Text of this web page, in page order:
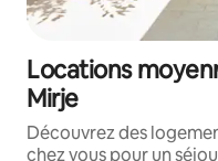
Locations
Mirje
Découvrez des
chez vous pour un